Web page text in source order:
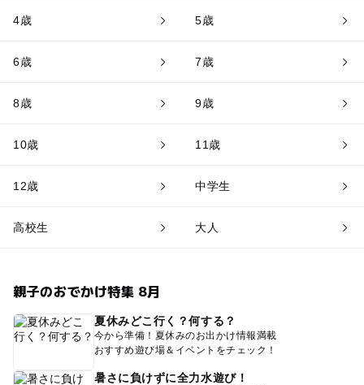
4歳 5歳
6歳 7歳
8歳 9歳
10歳 11歳
12歳 中学生
高校生 大人
親子のおでかけ特集 8月
夏休みどこ行く？何する？
今から準備！夏休みのお出かけ情報満載
おすすめ遊び場＆イベントをチェック！
暑さに負けずに全力水遊び！